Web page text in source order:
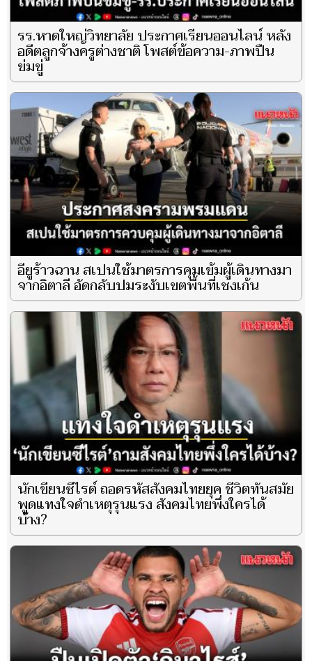
รร.หาดใหญ่วิทยาลัย ประกาศเรียนออนไลน์ หลัง
อดีตลูกจ้างครูต่างชาติ โพสต์ข้อความ-ภาพปืน
ข่มขู่
อียูร้าวฉาน สเปนใช้มาตรการคุมเข้มผู้เดินทางมา
จากอิตาลี อัดกลับปมระงับเขตพื้นที่เชงเก้น
นักเขียนซีไรต์ ถอดรหัสสังคมไทยยุค ชีวิตทันสมัย
พูดแทงใจดำเหตุรุนแรง สังคมไทยพึ่งใครได้
บ้าง?